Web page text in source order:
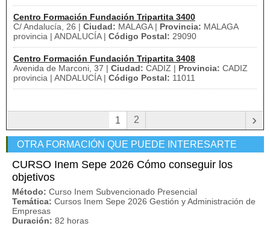
Centro Formación Fundación Tripartita 3400
C/ Andalucía, 26 | Ciudad: MALAGA | Provincia: MALAGA
provincia | ANDALUCÍA | Código Postal: 29090
Centro Formación Fundación Tripartita 3408
Avenida de Marconi, 37 | Ciudad: CADIZ | Provincia: CADIZ
provincia | ANDALUCÍA | Código Postal: 11011
1 2 ›
OTRA FORMACIÓN QUE PUEDE INTERESARTE
CURSO Inem Sepe 2026 Cómo conseguir los
objetivos
Método: Curso Inem Subvencionado Presencial
Temática: Cursos Inem Sepe 2026 Gestión y Administración de
Empresas
Duración: 82 horas